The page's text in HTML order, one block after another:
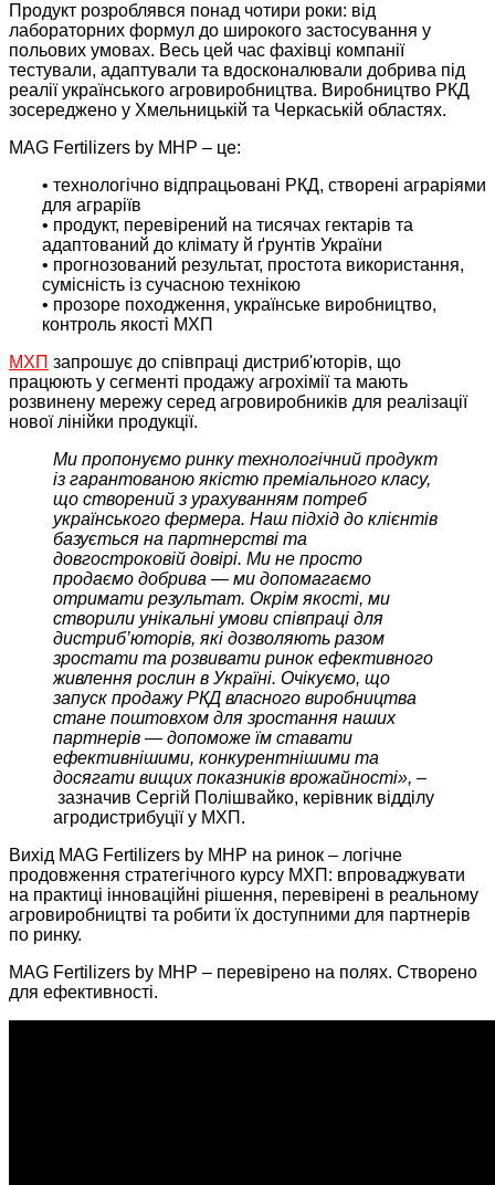
Продукт розроблявся понад чотири роки: від
лабораторних формул до широкого застосування у
польових умовах. Весь цей час фахівці компанії
тестували, адаптували та вдосконалювали добрива під
реалії українського агровиробництва. Виробництво РКД
зосереджено у Хмельницькій та Черкаській областях.
MAG Fertilizers by MHP – це:
• технологічно відпрацьовані РКД, створені аграріями
для аграріїв
• продукт, перевірений на тисячах гектарів та
адаптований до клімату й ґрунтів України
• прогнозований результат, простота використання,
сумісність із сучасною технікою
• прозоре походження, українське виробництво,
контроль якості МХП
МХП запрошує до співпраці дистриб'юторів, що
працюють у сегменті продажу агрохімії та мають
розвинену мережу серед агровиробників для реалізації
нової лінійки продукції.
Ми пропонуємо ринку технологічний продукт
із гарантованою якістю преміального класу,
що створений з урахуванням потреб
українського фермера. Наш підхід до клієнтів
базується на партнерстві та
довгостроковій довірі. Ми не просто
продаємо добрива — ми допомагаємо
отримати результат. Окрім якості, ми
створили унікальні умови співпраці для
дистриб’юторів, які дозволяють разом
зростати та розвивати ринок ефективного
живлення рослин в Україні. Очікуємо, що
запуск продажу РКД власного виробництва
стане поштовхом для зростання наших
партнерів — допоможе їм ставати
ефективнішими, конкурентнішими та
досягати вищих показників врожайності», –
зазначив Сергій Полішвайко, керівник відділу
агродистрибуції у МХП.
Вихід MAG Fertilizers by MHP на ринок – логічне
продовження стратегічного курсу МХП: впроваджувати
на практиці інноваційні рішення, перевірені в реальному
агровиробництві та робити їх доступними для партнерів
по ринку.
MAG Fertilizers by MHP – перевірено на полях. Створено
для ефективності.